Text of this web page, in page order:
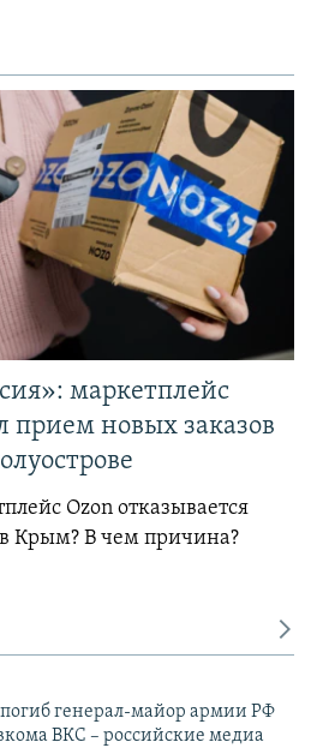
маркетплейс
прием новых заказов
Ozon отказывается
в Крым? В чем причина?
генерал-майор армии РФ
ВКС – российские медиа